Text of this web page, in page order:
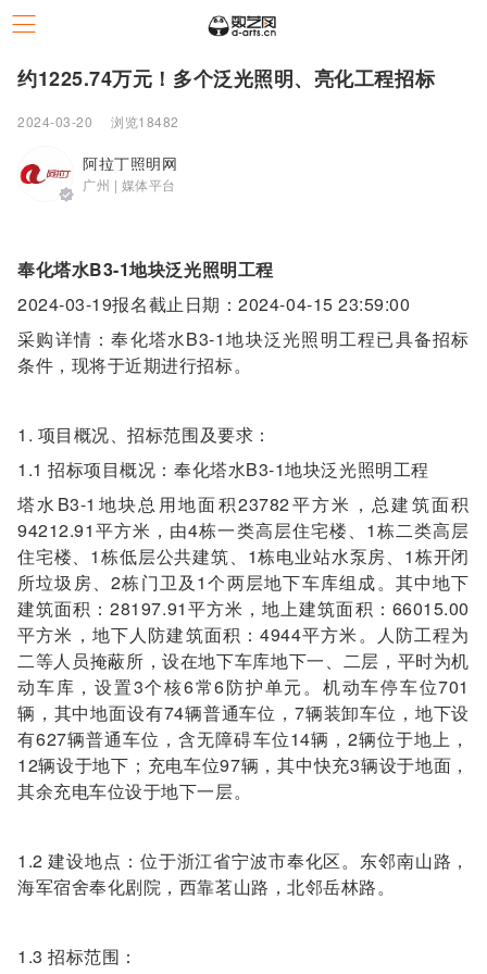
约1225.74万元！多个泛光照明、亮化工程招标
2024-03-20 浏览18482
阿拉丁照明网
广州 | 媒体平台
奉化塔水B3-1地块泛光照明工程
2024-03-19报名截止日期：2024-04-15 23:59:00
采购详情：奉化塔水B3-1地块泛光照明工程已具备招标
条件，现将于近期进行招标。
1. 项目概况、招标范围及要求：
1.1 招标项目概况：奉化塔水B3-1地块泛光照明工程
塔水B3-1地块总用地面积23782平方米，总建筑面积
94212.91平方米，由4栋一类高层住宅楼、1栋二类高层
住宅楼、1栋低层公共建筑、1栋电业站水泵房、1栋开闭
所垃圾房、2栋门卫及1个两层地下车库组成。其中地下
建筑面积：28197.91平方米，地上建筑面积：66015.00
平方米，地下人防建筑面积：4944平方米。人防工程为
二等人员掩蔽所，设在地下车库地下一、二层，平时为机
动车库，设置3个核6常6防护单元。机动车停车位701
辆，其中地面设有74辆普通车位，7辆装卸车位，地下设
有627辆普通车位，含无障碍车位14辆，2辆位于地上，
12辆设于地下；充电车位97辆，其中快充3辆设于地面，
其余充电车位设于地下一层。
1.2 建设地点：位于浙江省宁波市奉化区。东邻南山路，
海军宿舍奉化剧院，西靠茗山路，北邻岳林路。
1.3 招标范围：